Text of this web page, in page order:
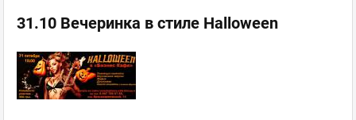
31.10 Вечеринка в стиле Halloween